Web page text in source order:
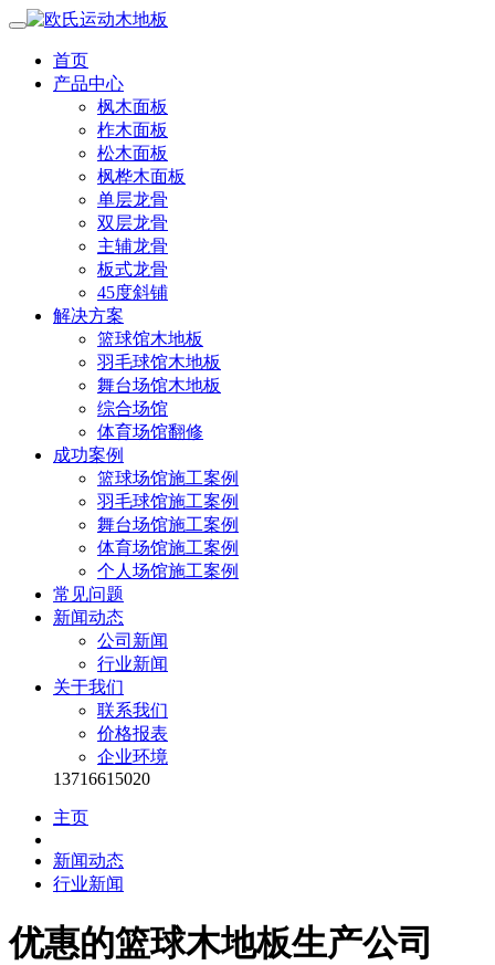
首页
产品中心
枫木面板
柞木面板
松木面板
枫桦木面板
单层龙骨
双层龙骨
主辅龙骨
板式龙骨
45度斜铺
解决方案
篮球馆木地板
羽毛球馆木地板
舞台场馆木地板
综合场馆
体育场馆翻修
成功案例
篮球场馆施工案例
羽毛球馆施工案例
舞台场馆施工案例
体育场馆施工案例
个人场馆施工案例
常见问题
新闻动态
公司新闻
行业新闻
关于我们
联系我们
价格报表
企业环境
13716615020
主页
新闻动态
行业新闻
优惠的篮球木地板生产公司